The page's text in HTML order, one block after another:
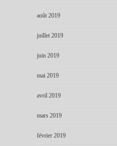
août 2019
juillet 2019
juin 2019
mai 2019
avril 2019
mars 2019
février 2019